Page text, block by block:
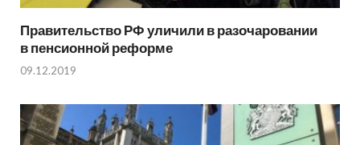
Правительство РФ уличили в разочаровании
в пенсионной реформе
09.12.2019